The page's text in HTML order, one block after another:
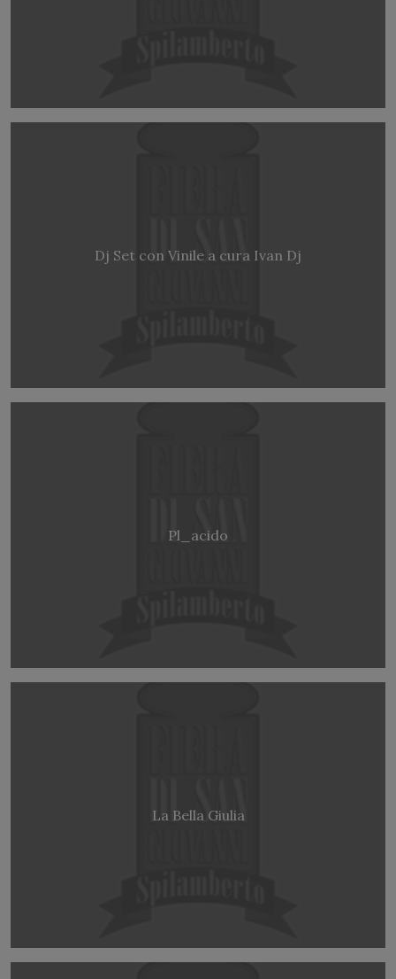
Dj Set con Vinile a cura Ivan Dj
Pl_acido
La Bella Giulia